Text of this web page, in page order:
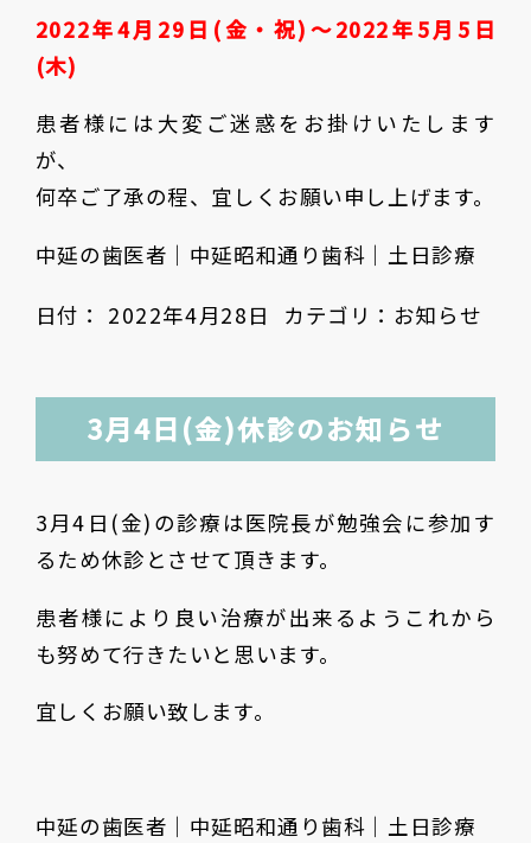
2022年4月29日(金・祝)〜2022年5月5日
(木)
患者様には大変ご迷惑をお掛けいたします
が、
何卒ご了承の程、宜しくお願い申し上げます。
中延の歯医者｜中延昭和通り歯科｜土日診療
日付： 2022年4月28日 カテゴリ： お知らせ
3月4日(金)休診のお知らせ
3月4日(金)の診療は医院長が勉強会に参加す
るため休診とさせて頂きます。
患者様により良い治療が出来るようこれから
も努めて行きたいと思います。
宜しくお願い致します。
中延の歯医者｜中延昭和通り歯科｜土日診療